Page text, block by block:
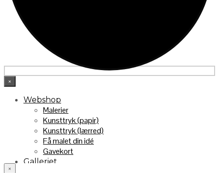
×
Webshop
Malerier
Kunsttryk (papir)
Kunsttryk (lærred)
Få malet din idé
Gavekort
Galleriet
×